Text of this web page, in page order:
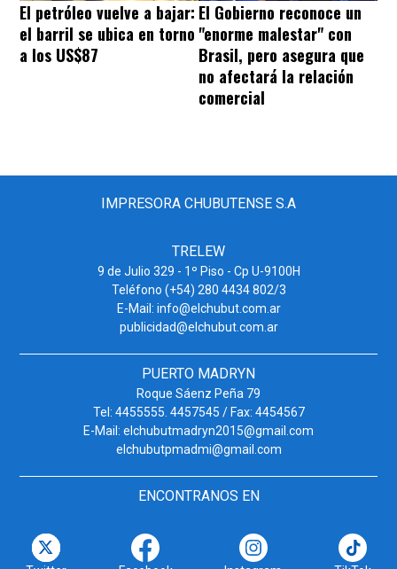
El petróleo vuelve a bajar:
el barril se ubica en torno
a los US$87
El Gobierno reconoce un
"enorme malestar" con
Brasil, pero asegura que
no afectará la relación
comercial
IMPRESORA CHUBUTENSE S.A
TRELEW
9 de Julio 329 - 1º Piso - Cp U-9100H
Teléfono (+54) 280 4434 802/3
E-Mail: info@elchubut.com.ar
publicidad@elchubut.com.ar
PUERTO MADRYN
Roque Sáenz Peña 79
Tel: 4455555. 4457545 / Fax: 4454567
E-Mail: elchubutmadryn2015@gmail.com
elchubutpmadmi@gmail.com
ENCONTRANOS EN